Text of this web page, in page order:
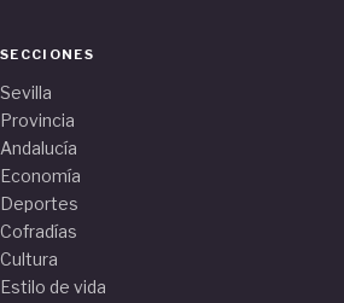
SECCIONES
Sevilla
Provincia
Andalucía
Economía
Deportes
Cofradías
Cultura
Estilo de vida